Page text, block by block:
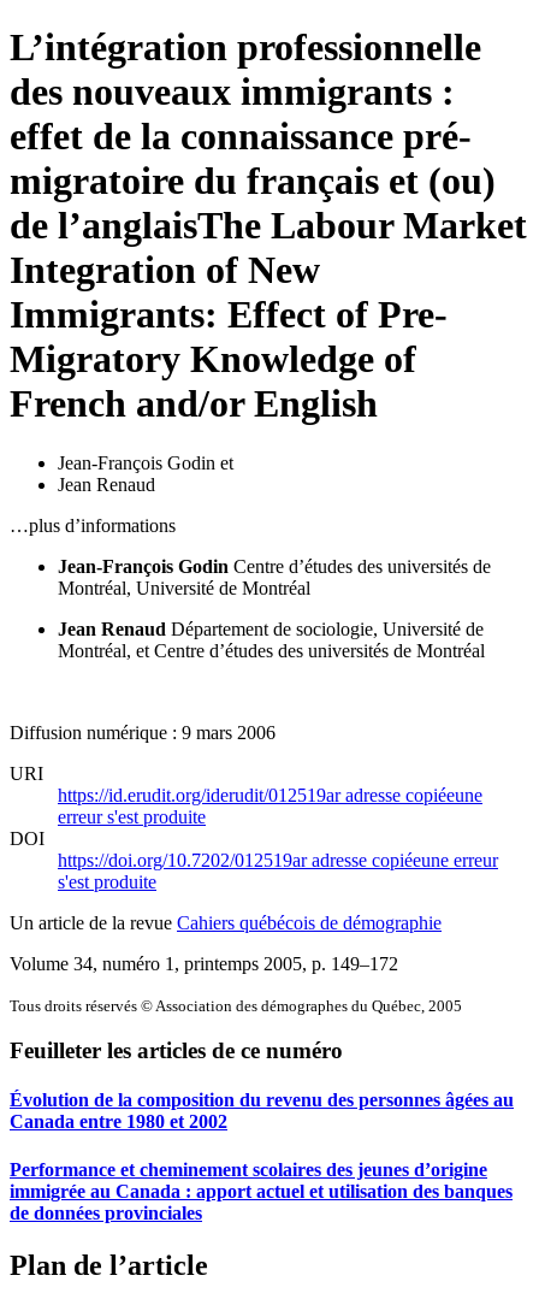
L’intégration professionnelle
des nouveaux immigrants :
effet de la connaissance pré-
migratoire du français et (ou)
de l’anglaisThe Labour Market
Integration of New
Immigrants: Effect of Pre-
Migratory Knowledge of
French and/or English
Jean-François Godin et
Jean Renaud
…plus d’informations
Jean-François Godin Centre d’études des universités de
Montréal, Université de Montréal
Jean Renaud Département de sociologie, Université de
Montréal, et Centre d’études des universités de Montréal
Diffusion numérique : 9 mars 2006
URI
https://id.erudit.org/iderudit/012519aradresse copiéeune
erreur s'est produite
DOI
https://doi.org/10.7202/012519aradresse copiéeune erreur
s'est produite
Un article de la revue Cahiers québécois de démographie
Volume 34, numéro 1, printemps 2005, p. 149–172
Tous droits réservés © Association des démographes du Québec, 2005
Feuilleter les articles de ce numéro
Évolution de la composition du revenu des personnes âgées au
Canada entre 1980 et 2002
Performance et cheminement scolaires des jeunes d’origine
immigrée au Canada : apport actuel et utilisation des banques
de données provinciales
Plan de l’article